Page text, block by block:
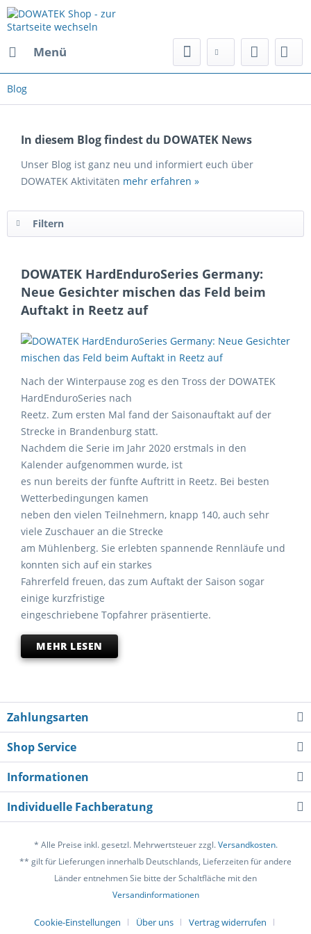
Menü
Blog
In diesem Blog findest du DOWATEK News
Unser Blog ist ganz neu und informiert euch über
DOWATEK Aktivitäten mehr erfahren »
Filtern
DOWATEK HardEnduroSeries Germany:
Neue Gesichter mischen das Feld beim
Auftakt in Reetz auf
Nach der Winterpause zog es den Tross der DOWATEK
HardEnduroSeries nach
Reetz. Zum ersten Mal fand der Saisonauftakt auf der
Strecke in Brandenburg statt.
Nachdem die Serie im Jahr 2020 erstmals in den
Kalender aufgenommen wurde, ist
es nun bereits der fünfte Auftritt in Reetz. Bei besten
Wetterbedingungen kamen
neben den vielen Teilnehmern, knapp 140, auch sehr
viele Zuschauer an die Strecke
am Mühlenberg. Sie erlebten spannende Rennläufe und
konnten sich auf ein starkes
Fahrerfeld freuen, das zum Auftakt der Saison sogar
einige kurzfristige
eingeschriebene Topfahrer präsentierte.
MEHR LESEN
Zahlungsarten
Shop Service
Informationen
Individuelle Fachberatung
* Alle Preise inkl. gesetzl. Mehrwertsteuer zzgl.Versandkosten.
** gilt für Lieferungen innerhalb Deutschlands, Lieferzeiten für andere
Länder entnehmen Sie bitte der Schaltfläche mit den
Versandinformationen
Cookie-Einstellungen Über uns Vertrag widerrufen